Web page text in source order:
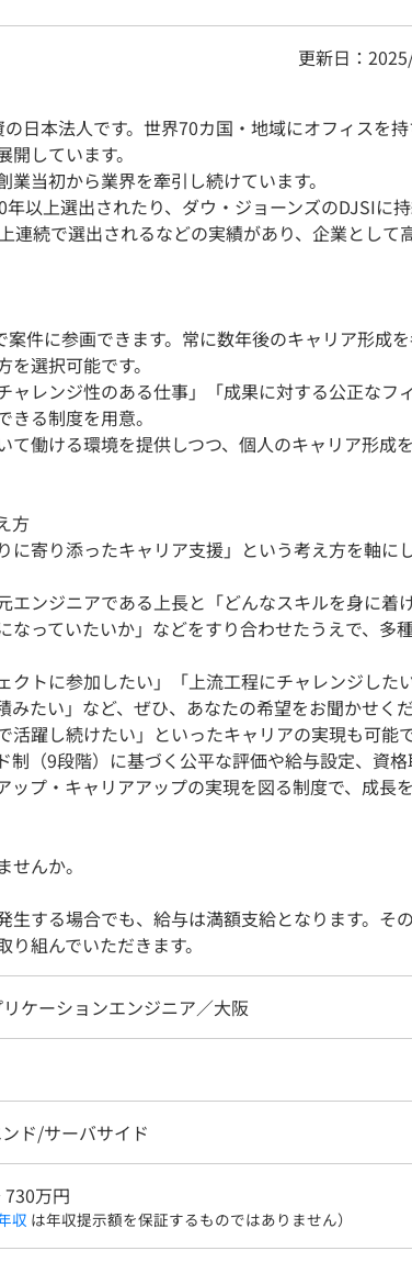
更新日：
日本法人です。世界70カ国・地域にオフィスを持
しています。
当初から業界を牽引し続けています。
以上選出されたり、ダウ・ジョーンズのDJSIに
連続で選出されるなどの実績があり、企業として
件に参画できます。常に数年後のキャリア形成
選択可能です。
ャレンジ性のある仕事」「成果に対する公正なフ
る制度を用意。
て働ける環境を提供しつつ、個人のキャリア形成
方
に寄り添ったキャリア支援」という考え方を軸に
エンジニアである上長と「どんなスキルを身に着
なっていたいか」などをすり合わせたうえで、多
クトに参加したい」「上流工程にチャレンジしたい
みたい」など、ぜひ、あなたの希望をお聞かせく
躍し続けたい」といったキャリアの実現も可能で
制（9段階）に基づく公平な評価や給与設定、資
ップ・キャリアアップの実現を図る制度で、成長
んか。
する場合でも、給与は満額支給となります。その
組んでいただきます。
ケーションエンジニア／大阪
ド/サーバサイド
万円
収 は年収提示額を保証するものではありません）